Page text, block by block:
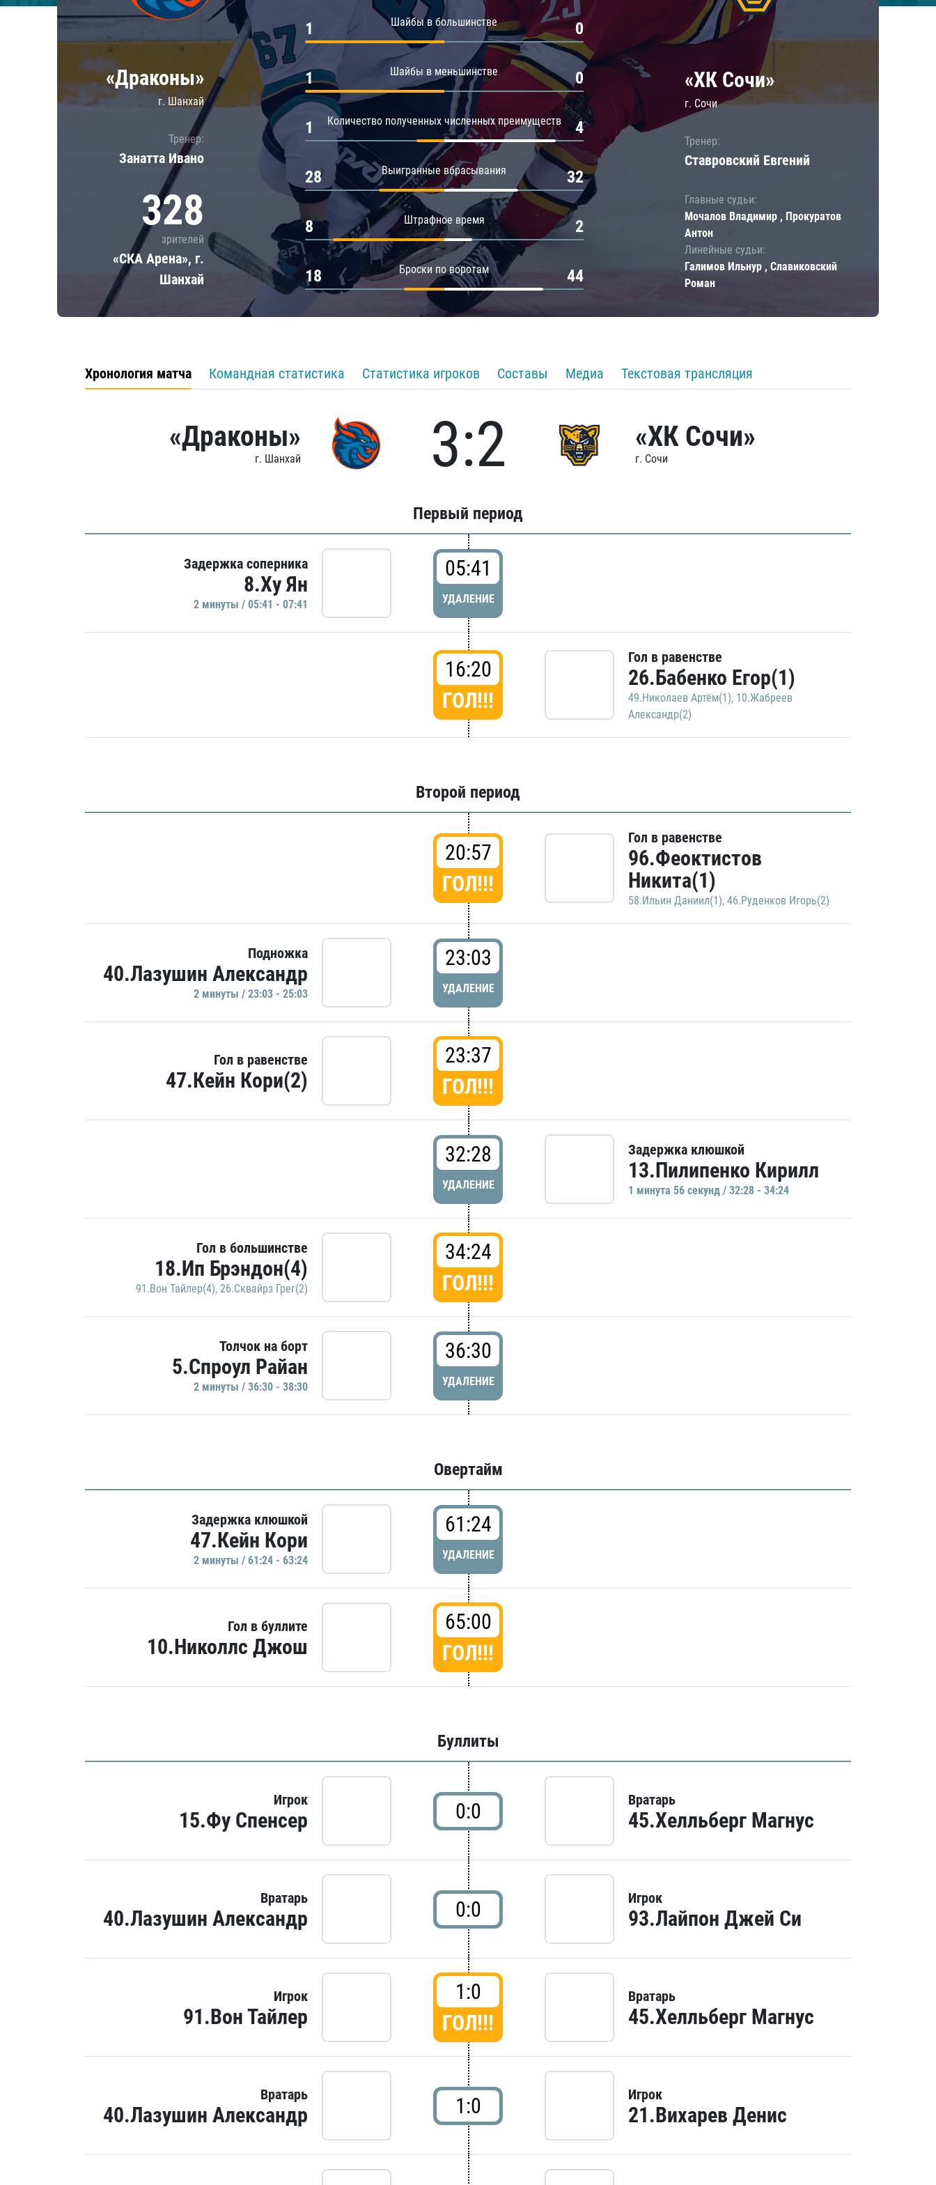
Локомотив
Шанхайские Драконы
Амур
Барыс
Салават Юлаев
«Драконы»
г. Шанхай
Тренер:
Занатта Иванo
328
зрителей
«СКА Арена», г.
Шанхай
Шайбы в большинстве
1 0
Шайбы в меньшинстве
1 0
Количество полученных численных преимуществ
1 4
Выигранные вбрасывания
28 32
Штрафное время
8 2
Броски по воротам
18 44
«ХК Сочи»
г. Сочи
Тренер:
Ставровский Евгений
Главные судьи:
Мочалов Владимир , Прокуратов
Антон
Линейные судьи:
Галимов Ильнур , Славиковский
Роман
Хронология матча Командная статистика Статистика игроков Составы Медиа Текстовая трансляция
«Драконы»
г. Шанхай 3:2 «ХК Сочи»
г. Сочи
Первый период
Задержка соперника
8.Ху Ян
2 минуты / 05:41 - 07:41
05:41
УДАЛЕНИЕ
16:20
ГОЛ!!!
Гол в равенстве
26.Бабенко Егор(1)
49.Николаев Артём(1), 10.Жабреев
Александр(2)
Второй период
20:57
ГОЛ!!!
Гол в равенстве
96.Феоктистов
Никита(1)
58.Ильин Даниил(1), 46.Руденков Игорь(2)
Подножка
40.Лазушин Александр
2 минуты / 23:03 - 25:03
23:03
УДАЛЕНИЕ
Гол в равенстве
47.Кейн Кори(2)
23:37
ГОЛ!!!
32:28
УДАЛЕНИЕ
Задержка клюшкой
13.Пилипенко Кирилл
1 минутa 56 секунд / 32:28 - 34:24
Гол в большинстве
18.Ип Брэндон(4)
91.Вон Тайлер(4), 26.Сквайрз Грег(2)
34:24
ГОЛ!!!
Толчок на борт
5.Спроул Райан
2 минуты / 36:30 - 38:30
36:30
УДАЛЕНИЕ
Овертайм
Задержка клюшкой
47.Кейн Кори
2 минуты / 61:24 - 63:24
61:24
УДАЛЕНИЕ
Гол в буллите
10.Николлс Джош
65:00
ГОЛ!!!
Буллиты
Игрок
15.Фу Спенсер 0:0 Вратарь
45.Хелльберг Магнус
Вратарь
40.Лазушин Александр 0:0 Игрок
93.Лайпон Джей Си
Игрок
91.Вон Тайлер
1:0
ГОЛ!!!
Вратарь
45.Хелльберг Магнус
Вратарь
40.Лазушин Александр 1:0 Игрок
21.Вихарев Денис